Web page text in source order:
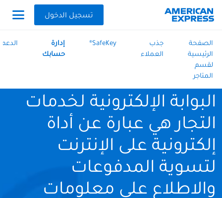
تسجيل الدخول
الصفحة
الرئيسية
لقسم
المتاجر
جذب
العملاء
SafeKey®
إدارة
حسابك
الدعم
البوابة الإلكترونية لخدمات
التجار هي عبارة عن أداة
إلكترونية على الإنترنت
لتسوية المدفوعات
والاطلاع على معلومات